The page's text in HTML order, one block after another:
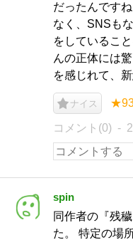
だったんです
なく、SNSも
をしているこ
んの正体には
を感じれて、
ナイス
コメント(0)
spin
同作者の『残
た。 特定の場